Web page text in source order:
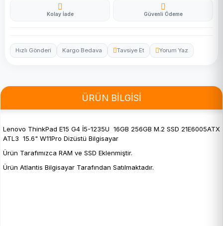
Kolay İade Güvenli Ödeme
Hızlı Gönderi Kargo Bedava Tavsiye Et Yorum Yaz
ÜRÜN BİLGİSİ
Lenovo ThinkPad E15 G4 İ5-1235U 16GB 256GB M.2 SSD 21E6005ATX
ATL3 15.6" W11Pro Dizüstü Bilgisayar
Ürün Tarafımızca RAM ve SSD Eklenmiştir.
Ürün Atlantis Bilgisayar Tarafından Satılmaktadır.